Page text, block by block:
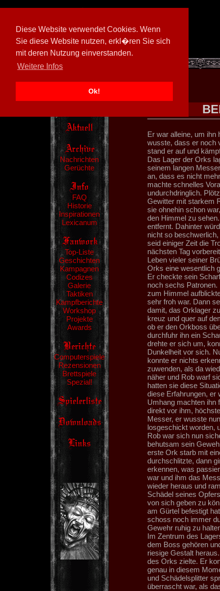
Diese Website verwendet Cookies. Wenn
Sie diese Website nutzen, erkl�ren Sie sich
mit deren Nutzung einverstanden.
Weitere Infos
Ok!
[ 600026/M3]
Nachrichten
Gerüchte
FAQ
Historie
Inspirationen
Lexicanum
Top-Liste
Geschichten
Kampagnen
Codizes
Galerie
Taktiken
Kampfberichte
Workshop
Projekte
Awards
Computerspiele
Rezensionen
Brettspiele
Spezial!
Er war alleine, um ihn
wusste, dass er noch
stand er auf und
Das Lager der Orks
seinem langen
an, dass es nicht
machte schnelles
undurchdringlich.
Gewitter mit starkem
sie ohnehin schon
den Himmel zu
entfernt. Dahinter
nicht so
seid einiger Zeit die
nächsten Tag
Leben vieler seiner
Orks eine wesentlich
Er checkte sein
noch sechs
zum Himmel
sehr froh war. Dann
damit, das Orklager
kreuz und quer auf
ob er den Orkboss
durchfuhr ihn ein
drehte er sich um,
Dunkelheit vor sich.
konnte er nichts
zuwenden, als da
näher und Rob warf
hatten sie diese
diese Erfahrungen, er
Umhang machten ihn
direkt vor ihm,
Messer, er wusste
losgeschickt worden,
Rob war sich nun
behutsam sein
erste Ork starb mit
durchschlitzte, dann
erkennen, was
war und ihm das
wieder heraus und
Schädel seines
von sich geben zu
am Gürtel befestigt
schoss noch immer
Gewehr ruhig zu
Im Zentrum des
dem Boss gehören
riesige Gestalt
des Orks zielte. Er
genau in diesem
und Schädelsplitter
überrascht war, als